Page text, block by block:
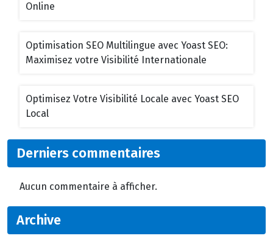
Online
Optimisation SEO Multilingue avec Yoast SEO:
Maximisez votre Visibilité Internationale
Optimisez Votre Visibilité Locale avec Yoast SEO
Local
Derniers commentaires
Aucun commentaire à afficher.
Archive